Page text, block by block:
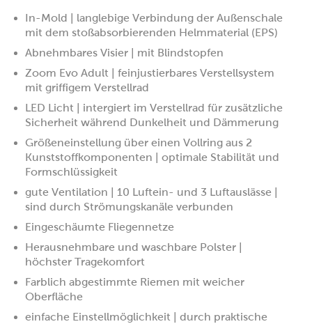
In-Mold | langlebige Verbindung der Außenschale
mit dem stoßabsorbierenden Helmmaterial (EPS)
Abnehmbares Visier | mit Blindstopfen
Zoom Evo Adult | feinjustierbares Verstellsystem
mit griffigem Verstellrad
LED Licht | intergiert im Verstellrad für zusätzliche
Sicherheit während Dunkelheit und Dämmerung
Größeneinstellung über einen Vollring aus 2
Kunststoffkomponenten | optimale Stabilität und
Formschlüssigkeit
gute Ventilation | 10 Luftein- und 3 Luftauslässe |
sind durch Strömungskanäle verbunden
Eingeschäumte Fliegennetze
Herausnehmbare und waschbare Polster |
höchster Tragekomfort
Farblich abgestimmte Riemen mit weicher
Oberfläche
einfache Einstellmöglichkeit | durch praktische